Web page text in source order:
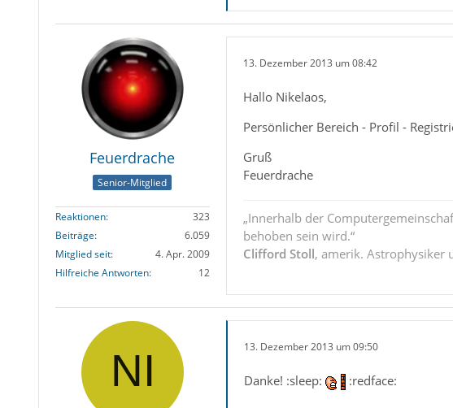
Feuerdrache
Senior-Mitglied
Reaktionen
323
Beiträge
6.059
Mitglied seit
4. Apr. 2009
Hilfreiche Antworten
12
13. Dezember 2013 um 08:42
Hallo Nikelaos,
Persönlicher Bereich - Profil -
Gruß
Feuerdrache
„Innerhalb der
behoben sein wird.“
Clifford Stoll, amerik. Astrophysiker
13. Dezember 2013 um 09:50
Danke! :sleep: :redface: